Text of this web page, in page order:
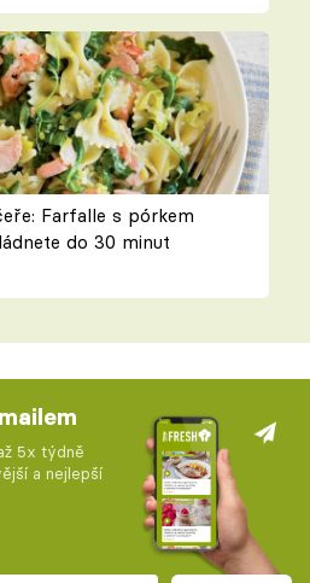
Farfalle s pórkem
do 30 minut
5x týdně
a nejlepší